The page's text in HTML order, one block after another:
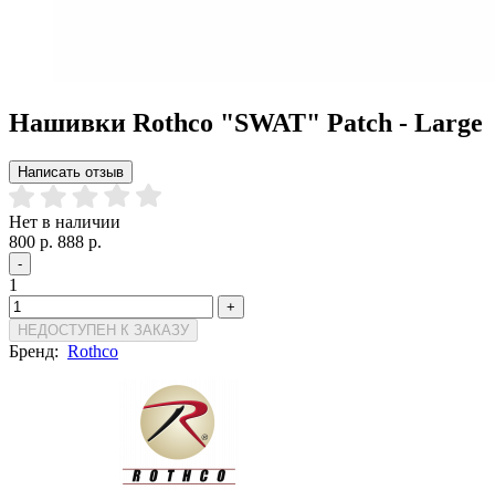
Нашивки Rothco "SWAT" Patch - Large
Написать отзыв
Нет в наличии
800 р. 888 р.
-
1
+
НЕДОСТУПЕН К ЗАКАЗУ
Бренд: Rothco